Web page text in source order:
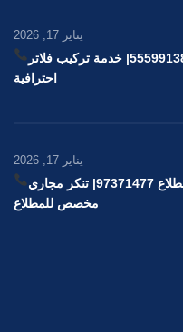
يناير 17, 2026
| خدمة تركيب فلاتر
احترافية
يناير 17, 2026
| تنكر مجاري
مخصص للمطلاع